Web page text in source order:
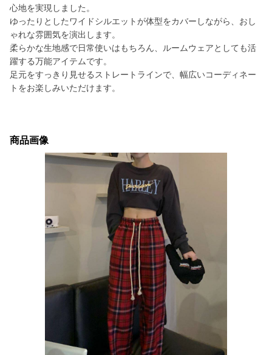
心地を実現しました。
ゆったりとしたワイドシルエットが体型をカバーしながら、おし
ゃれな雰囲気を演出します。
柔らかな生地感で日常使いはもちろん、ルームウェアとしても活
躍する万能アイテムです。
足元をすっきり見せるストレートラインで、幅広いコーディネー
トをお楽しみいただけます。
商品画像